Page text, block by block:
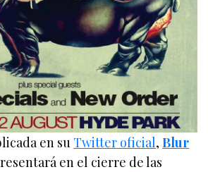
en su Twitter oficial,Blur
en el cierre de las